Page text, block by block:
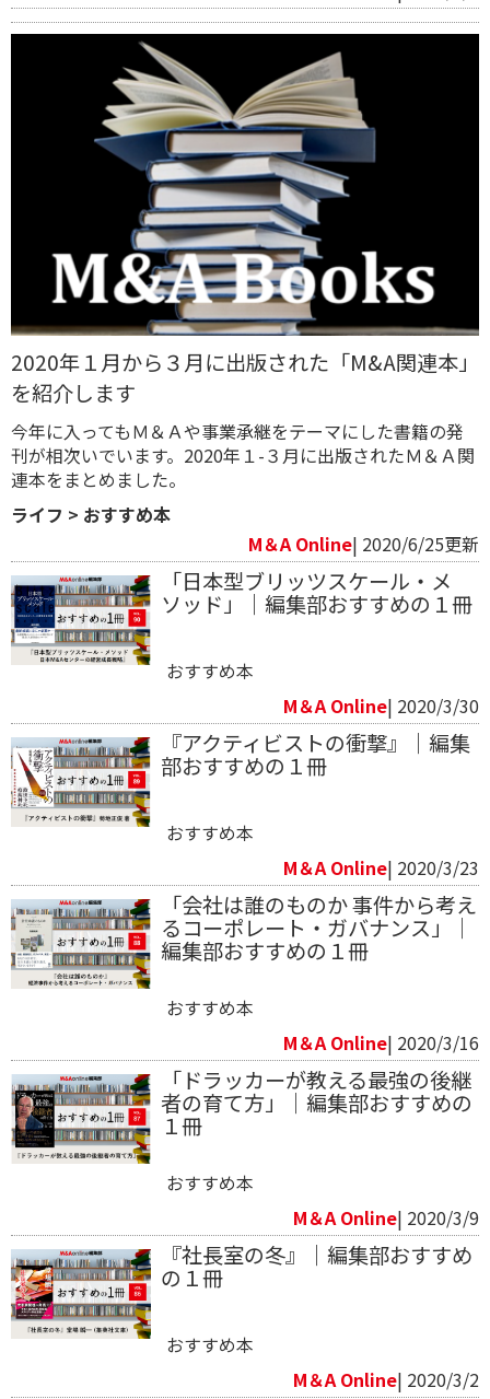
2020年１月から３月に出版された「M&A関連本」
を紹介します
今年に入ってもＭ＆Ａや事業承継をテーマにした書籍の発
刊が相次いでいます。2020年１-３月に出版されたＭ＆Ａ関
連本をまとめました。
ライフ > おすすめ本
M＆A Online| 2020/6/25更新
「日本型ブリッツスケール・メ
ソッド」｜編集部おすすめの１冊
おすすめ本
M＆A Online| 2020/3/30
『アクティビストの衝撃』｜編集
部おすすめの１冊
おすすめ本
M＆A Online| 2020/3/23
「会社は誰のものか 事件から考え
るコーポレート・ガバナンス」｜
編集部おすすめの１冊
おすすめ本
M＆A Online| 2020/3/16
「ドラッカーが教える最強の後継
者の育て方」｜編集部おすすめの
１冊
おすすめ本
M＆A Online| 2020/3/9
『社長室の冬』｜編集部おすすめ
の１冊
おすすめ本
M＆A Online| 2020/3/2